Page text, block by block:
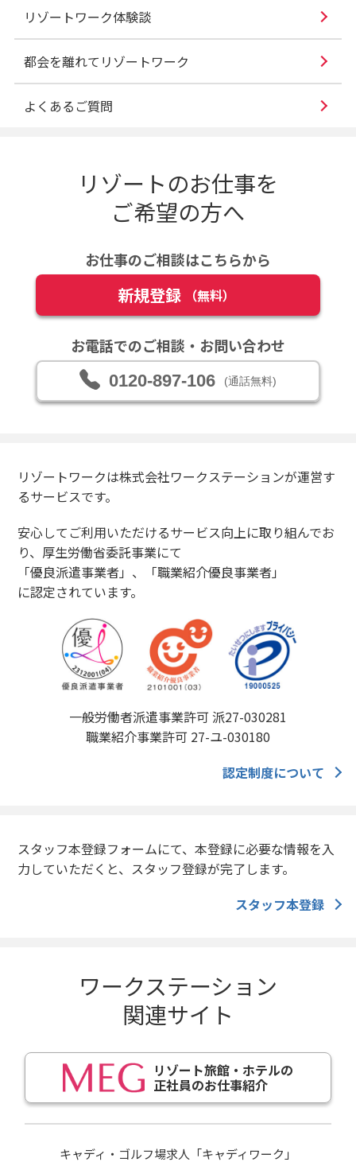
リゾートワーク体験談
都会を離れてリゾートワーク
よくあるご質問
リゾートのお仕事を
ご希望の方へ
お仕事のご相談はこちらから
新規登録 （無料）
お電話でのご相談・お問い合わせ
0120-897-106 (通話無料)
リゾートワークは株式会社ワークステーションが運営す
るサービスです。
安心してご利用いただけるサービス向上に取り組んでお
り、厚生労働省委託事業にて
「優良派遣事業者」、「職業紹介優良事業者」
に認定されています。
一般労働者派遣事業許可 派27-030281
職業紹介事業許可 27-ユ-030180
認定制度について
スタッフ本登録フォームにて、本登録に必要な情報を入
力していただくと、スタッフ登録が完了します。
スタッフ本登録
ワークステーション
関連サイト
リゾート旅館・ホテルの
正社員のお仕事紹介
キャディ・ゴルフ場求人「キャディワーク」